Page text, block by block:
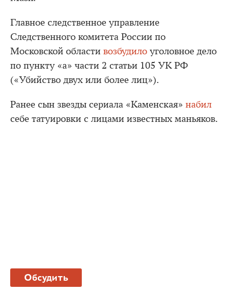
Главное следственное управление
Следственного комитета России по
Московской области возбудило уголовное дело
по пункту «а» части 2 статьи 105 УК РФ
(«Убийство двух или более лиц»).
Ранее сын звезды сериала «Каменская» набил
себе татуировки с лицами известных маньяков.
Обсудить